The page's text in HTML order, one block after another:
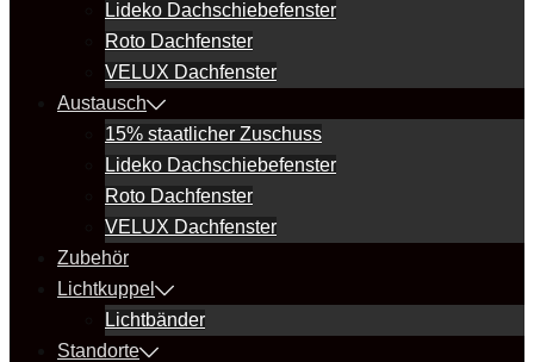
Lideko Dachschiebefenster
Roto Dachfenster
VELUX Dachfenster
Austausch
15% staatlicher Zuschuss
Lideko Dachschiebefenster
Roto Dachfenster
VELUX Dachfenster
Zubehör
Lichtkuppel
Lichtbänder
Standorte